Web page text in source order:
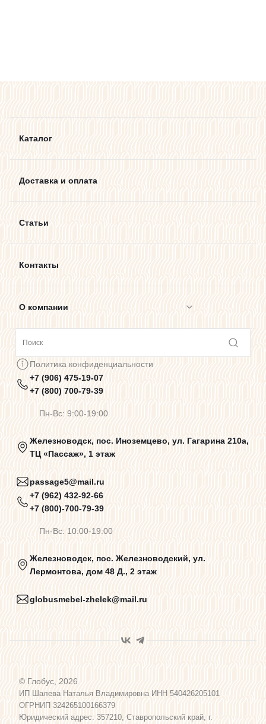
Каталог
Доставка и оплата
Статьи
Контакты
О компании
Предупреждения о цветопередаче
Политика конфиденциальности
Пользовательское соглашение
Договор оферты
Программа лояльности
Карта сайта
Политика конфиденциальности
+7 (906) 475-19-07
+7 (800) 700-79-39
Пн-Вс: 9:00-19:00
Железноводск, пос. Иноземцево, ул. Гагарина 210а,
ТЦ «Пассаж», 1 этаж
passage5@mail.ru
+7 (962) 432-92-66
+7 (800)-700-79-39
Пн-Вс: 10:00-19:00
Железноводск, пос. Железноводский, ул.
Лермонтова, дом 48 Д., 2 этаж
globusmebel-zhelek@mail.ru
© Глобус, 2026
ИП Шалева Наталья Владимировна ИНН 540426205101
ОГРНИП 324265100166379
Юридический адрес: 357210, Ставропольский край, г.